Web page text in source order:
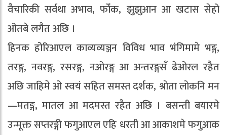
वैचारिकी सर्वथा अभाव, फोँक, झुझुआन आ खटास सेहो
ओतबे लगैत अछि ।
हिनक होरिआएल काव्यव्यञ्जन विविध भाव भंंगिमामे भङ्ग,
तरङ्ग, नवरङ्ग, रसरङ्ग, नओरङ्ग आ अन्तरङ्गसँ ढेओरल रहैत
अछि जाहिमे ओ स्वयं सहित समस्त दर्शक, श्रोता लोकनि मन
—मतङ्ग, मातल आ मदमस्त रहैत अछि । बसन्ती बयारमे
उन्मूक्त सप्तरङ्गी फगुआएल एहि धरती आ आकाशमे फगुआक